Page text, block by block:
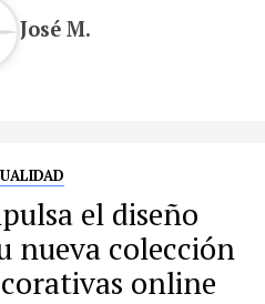
José M.
el diseño
nueva colección
online